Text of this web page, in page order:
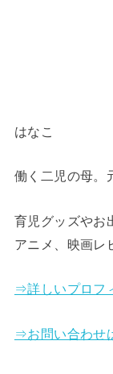
はなこ
働く二児の母。
育児グッズやお
アニメ、映画レ
⇒詳しいプロフ
⇒お問い合わせ